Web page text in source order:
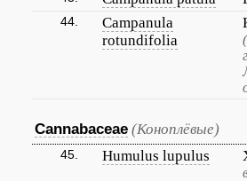
44.
Campanula
rotundifolia
Cannabaceae (Коноплёвые)
45. Humulus lupulus